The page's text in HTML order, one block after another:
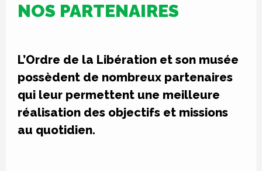
NOS PARTENAIRES
L’Ordre de la Libération et son musée
possèdent de nombreux partenaires
qui leur permettent une meilleure
réalisation des objectifs et missions
au quotidien.